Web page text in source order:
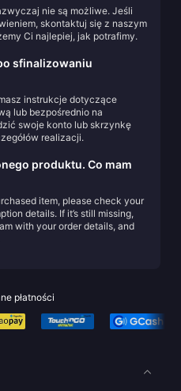
nie są możliwe. Jeśli
skontaktuj się z naszym
Ci najlepiej, jak potrafimy.
sfinalizowaniu
instrukcje dotyczące
lub bezpośrednio na
swoje konto lub skrzynkę
realizacji.
produktu. Co mam
item, please check your
details. If it’s still missing,
with your order details, and
płatności